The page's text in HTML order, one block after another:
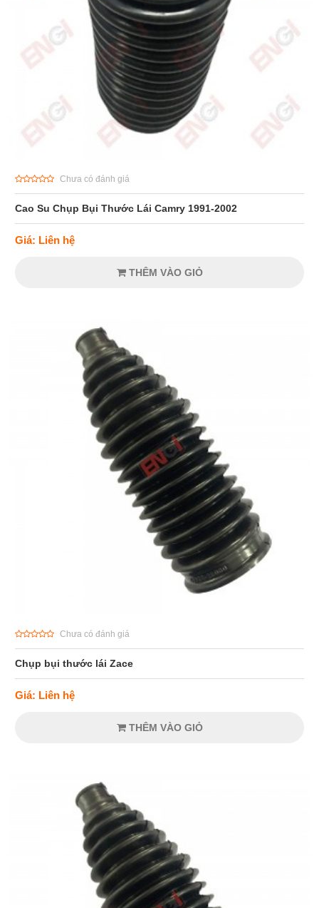
Chưa có đánh giá
Cao Su Chụp Bụi Thước Lái Camry 1991-2002
Giá: Liên hệ
THÊM VÀO GIỎ
Chưa có đánh giá
Chụp bụi thước lái Zace
Giá: Liên hệ
THÊM VÀO GIỎ